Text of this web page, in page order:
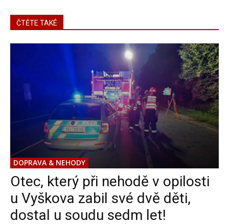
ČTĚTE TAKÉ
DOPRAVA & NEHODY
Otec, který při nehodě v opilosti
u Vyškova zabil své dvě děti,
dostal u soudu sedm let!